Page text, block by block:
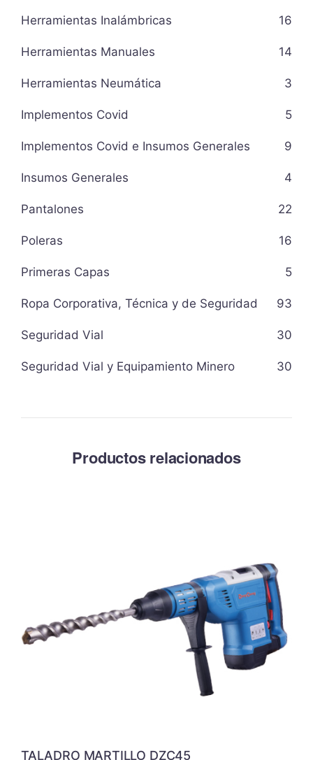
Herramientas Inalámbricas 16
Herramientas Manuales 14
Herramientas Neumática 3
Implementos Covid 5
Implementos Covid e Insumos Generales 9
Insumos Generales 4
Pantalones 22
Poleras 16
Primeras Capas 5
Ropa Corporativa, Técnica y de Seguridad 93
Seguridad Vial 30
Seguridad Vial y Equipamiento Minero 30
Productos relacionados
TALADRO MARTILLO DZC45